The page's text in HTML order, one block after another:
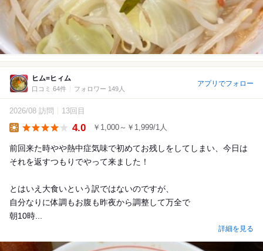
ヒム=ヒィム
口コミ 64件 フォロワー 149人
アプリでフォロー
2026/08 訪問 13回目
4.0 ￥1,000～￥1,999/1人
前回来た時やや熱中症気味で初めてお残しをしてしまい、今日は
それを返すつもりでやって来ました！
とはいえ大食いという訳ではないのですが、
自分なりに体調もお腹も昨夜から調整して万全で
朝10時...
詳細を見る